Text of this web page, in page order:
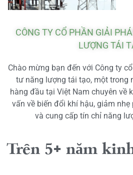
CÔNG TY CỔ PHẦN GIẢI
LƯỢNG TÁI
Chào mừng bạn đến với Công ty
tư năng lượng tái tạo, một trong
hàng đầu tại Việt Nam chuyên về
vấn về biến đổi khí hậu, giảm
và cung cấp tín chỉ năng
Trên 5+ năm